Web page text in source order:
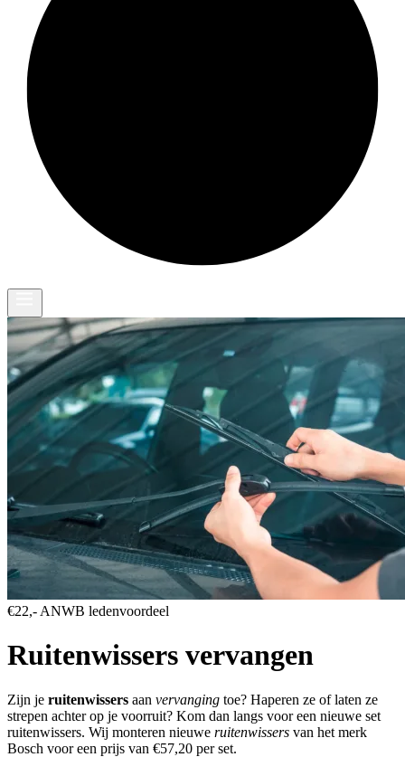
€22,- ANWB ledenvoordeel
Ruitenwissers vervangen
Zijn je ruitenwissers aan vervanging toe? Haperen ze of laten ze
strepen achter op je voorruit? Kom dan langs voor een nieuwe set
ruitenwissers. Wij monteren nieuwe ruitenwissers van het merk
Bosch voor een prijs van €57,20 per set.